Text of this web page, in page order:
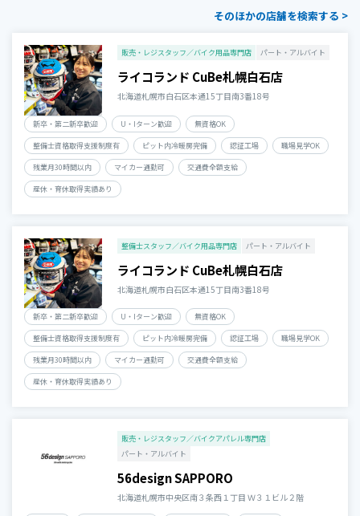
そのほかの店舗を検索する >
販売・レジスタッフ／バイク用品専門店 パート・アルバイト
ライコランド CuBe札幌白石店
北海道札幌市白石区本通15丁目南3番18号
新卒・第二新卒歓迎 U・Iターン歓迎 無資格OK
整備士資格取得支援制度有 ピット内冷暖房完備 認証工場 職場見学OK
残業月30時間以内 マイカー通勤可 交通費全額支給
産休・育休取得実績あり
整備士スタッフ／バイク用品専門店 パート・アルバイト
ライコランド CuBe札幌白石店
北海道札幌市白石区本通15丁目南3番18号
新卒・第二新卒歓迎 U・Iターン歓迎 無資格OK
整備士資格取得支援制度有 ピット内冷暖房完備 認証工場 職場見学OK
残業月30時間以内 マイカー通勤可 交通費全額支給
産休・育休取得実績あり
販売・レジスタッフ／バイクアパレル専門店
パート・アルバイト
56design SAPPORO
北海道札幌市中央区南３条西１丁目 Ｗ３１ビル２階